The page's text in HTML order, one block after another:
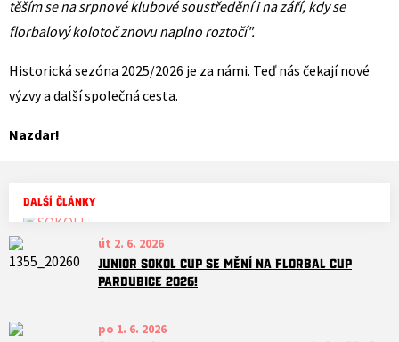
DALŠÍ ČLÁNKY
út 2. 6. 2026
JUNIOR SOKOL CUP SE MĚNÍ NA FLORBAL CUP
PARDUBICE 2026!
po 1. 6. 2026
těším se na srpnové klubové soustředění i na září, kdy se
florbalový kolotoč znovu naplno roztočí".
Historická sezóna 2025/2026 je za námi. Teď nás čekají nové
výzvy a další společná cesta.
Nazdar!